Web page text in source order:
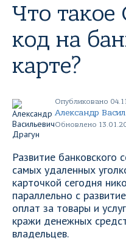
Что такое
код на
карте?
Опубликовано
Александр
Обновлено
Развитие банковского
самых удаленных
карточкой сегодня
параллельно с
оплат за товары и
кражи денежных
владельцев.